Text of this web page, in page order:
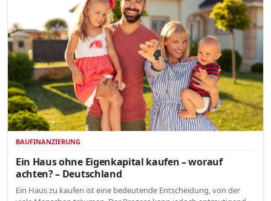
BAUFINANZIERUNG
Ein Haus ohne Eigenkapital kaufen – worauf
achten? – Deutschland
Ein Haus zu kaufen ist eine bedeutende Entscheidung, von der